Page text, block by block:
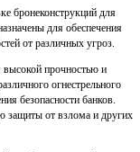
бронеконструкций для
для обеспечения
от различных угроз.
высокой прочностью и
огнестрельного
безопасности банков.
защиты от взлома и других